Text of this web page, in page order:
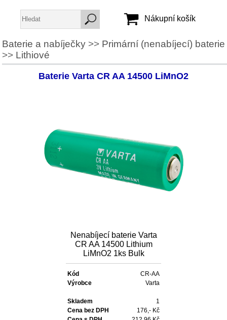
Heslo:
Nákupní košík
Baterie a nabíječky>> Primární (nenabíjecí) baterie
>> Lithiové
Baterie Varta CR AA 14500 LiMnO2
Nenabíjecí baterie Varta
CR AA 14500 Lithium
LiMnO2 1ks Bulk
Kód
CR-AA
Výrobce
Varta
Skladem
1
Cena bez DPH
176,- Kč